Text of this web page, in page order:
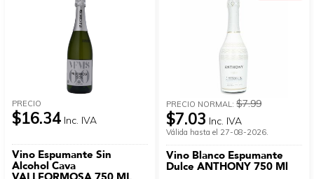
PRECIO
$16.34 Inc. IVA
Vino Espumante Sin
Alcohol Cava
PRECIO NORMAL:$7.99
$7.03 Inc. IVA
Válida hasta el 27-08-2026.
Vino Blanco Espumante
Dulce ANTHONY 750 Ml